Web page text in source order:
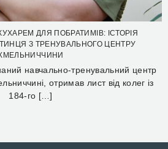
ДЛЯ ПОБРАТИМІВ: ІСТОРІЯ
З ТРЕНУВАЛЬНОГО ЦЕНТРУ
навчально-тренувальний центр
отримав лист від колег із
184-го […]